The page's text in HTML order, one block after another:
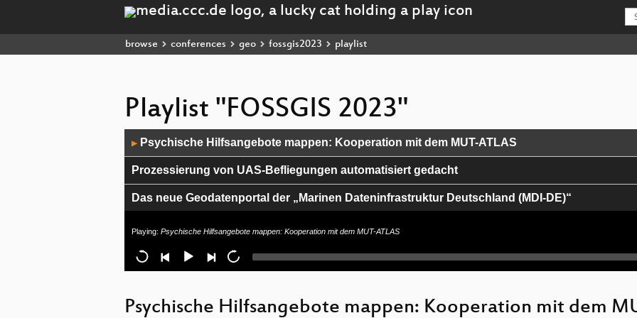
browse conferences geo fossgis2023 playlist
Playlist "FOSSGIS 2023"
Player
▶ Psychische Hilfsangebote mappen: Kooperation mit dem MUT-ATLAS
Prozessierung von UAS-Befliegungen automatisiert gedacht
Das neue Geodatenportal der „Marinen Dateninfrastruktur Deutschland (MDI-DE)“
Abschlussveranstaltung
Maßnahmen zur Gewässerunterhaltung managen mit QGIS, PostGIS und QField
Playing: Psychische Hilfsangebote mappen: Kooperation mit dem MUT-ATLAS
Psychische Hilfsangebote mappen: Kooperation mit dem